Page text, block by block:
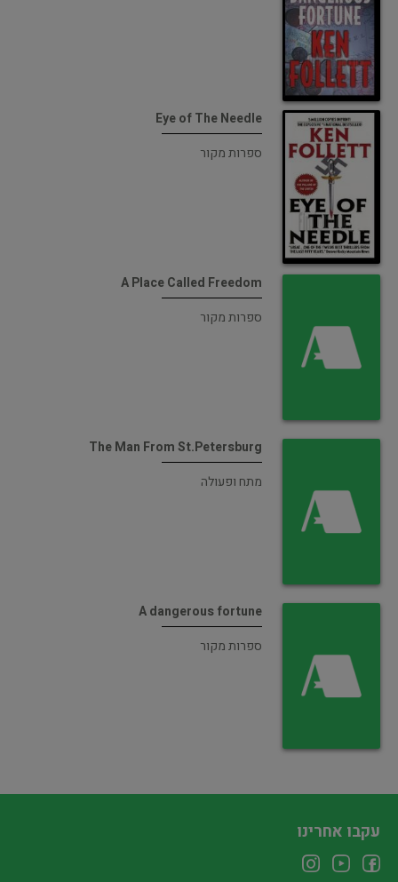
Eye of The Needle
ספרות מקור
A Place Called Freedom
ספרות מקור
The Man From St.Petersburg
מתח ופעולה
A dangerous fortune
ספרות מקור
עקבו אחרינו